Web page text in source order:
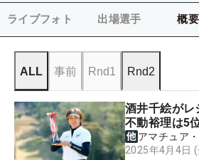
ライブフォト 出場選手 概
ALL 事前 Rnd1 Rnd2
酒井千絵が
不動裕理は5
アマチュア
2025年4月4日